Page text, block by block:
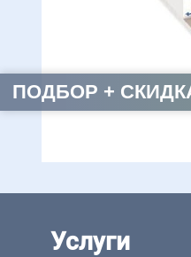
Услуги
ПОДБОР +